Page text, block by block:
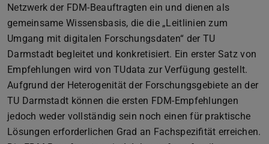
Netzwerk der FDM-Beauftragten ein und dienen als
gemeinsame Wissensbasis, die die „Leitlinien zum
Umgang mit digitalen Forschungsdaten“ der TU
Darmstadt begleitet und konkretisiert. Ein erster Satz von
Empfehlungen wird von TUdata zur Verfügung gestellt.
Aufgrund der Heterogenität der Forschungsgebiete an der
TU Darmstadt können die ersten FDM-Empfehlungen
jedoch weder vollständig sein noch einen für praktische
Lösungen erforderlichen Grad an Fachspezifität erreichen.